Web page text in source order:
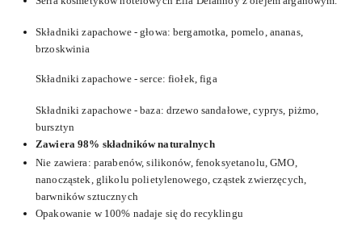
Składniki zapachowe - głowa:bergamotka, pomelo, ananas,
brzoskwinia
Składniki zapachowe - serce:fiołek, figa
Składniki zapachowe - baza: drzewo sandałowe, cyprys, piżmo,
bursztyn
Zawiera 98% składników naturalnych
Nie zawiera: parabenów, silikonów, fenoksyetanolu, GMO,
nanocząstek, glikolu polietylenowego, cząstek zwierzęcych,
barwników sztucznych
Opakowanie w 100% nadaje się do recyklingu